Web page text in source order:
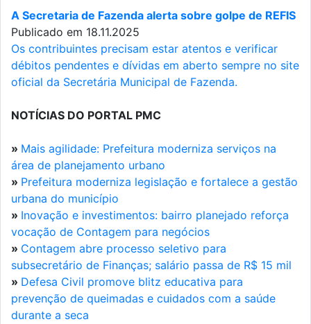
A Secretaria de Fazenda alerta sobre golpe de REFIS
Publicado em 18.11.2025
Os contribuintes precisam estar atentos e verificar
débitos pendentes e dívidas em aberto sempre no site
oficial da Secretária Municipal de Fazenda.
NOTÍCIAS DO PORTAL PMC
» Mais agilidade: Prefeitura moderniza serviços na
área de planejamento urbano
» Prefeitura moderniza legislação e fortalece a gestão
urbana do município
» Inovação e investimentos: bairro planejado reforça
vocação de Contagem para negócios
» Contagem abre processo seletivo para
subsecretário de Finanças; salário passa de R$ 15 mil
» Defesa Civil promove blitz educativa para
prevenção de queimadas e cuidados com a saúde
durante a seca